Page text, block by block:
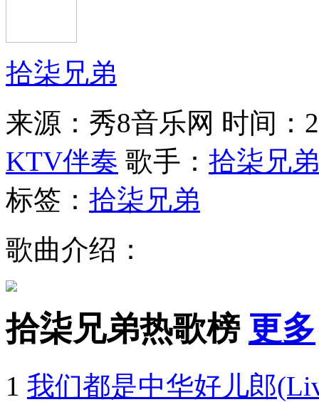
拾柒兄弟
来源：秀8音乐网 时间：
KTV伴奏 歌手： 拾柒兄弟
标签： 拾柒兄弟
歌曲介绍：
拾柒兄弟热歌榜 更多
1 我们都是中华好儿郎